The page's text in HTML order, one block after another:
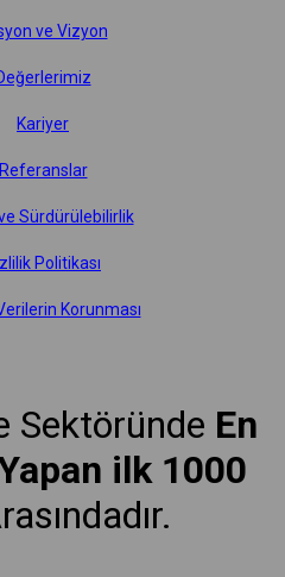
ve Vizyon
Kariyer
Referanslar
Sürdürülebilirlik
Politikası
Korunması
Sektöründe En
ilk 1000